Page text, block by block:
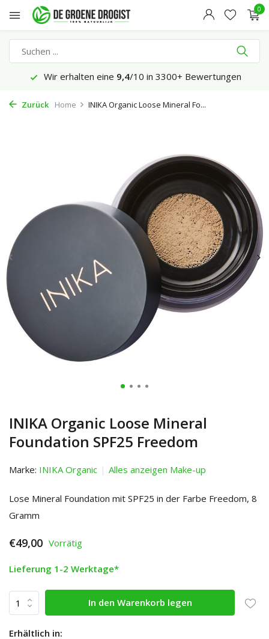
0
Wir erhalten eine 9,4/10 in 3300+ Bewertungen
Zurück Home INIKA Organic Loose Mineral Fo...
INIKA Organic Loose Mineral
Foundation SPF25 Freedom
Marke: INIKA Organic Alles anzeigen Make-up
Lose Mineral Foundation mit SPF25 in der Farbe Freedom, 8
Gramm
€49,00 Vorrätig
Lieferung 1-2 Werktage*
In den Warenkorb legen
Erhältlich in: